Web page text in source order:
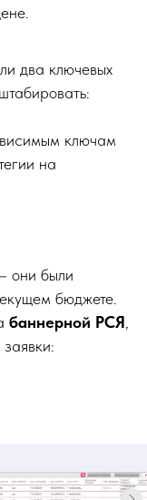
два ключевых
ключам
на
они были
бюджете.
баннерной РСЯ,